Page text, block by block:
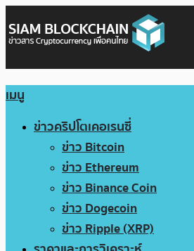
เมนู
ข่าวคริปโตเคอเรนซี่
ข่าว Bitcoin
ข่าว Ethereum
ข่าว Binance Coin
ข่าว Dogecoin
ข่าว Ripple (XRP)